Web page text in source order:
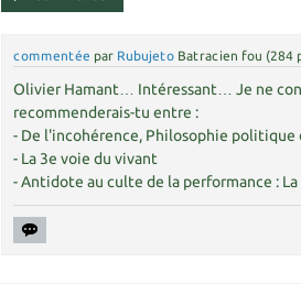
commentée par Rubujeto Batracien fou (284
Olivier Hamant… Intéressant… Je ne
recommenderais-tu entre :
- De l'incohérence, Philosophie politique
- La 3e voie du vivant
- Antidote au culte de la performance :